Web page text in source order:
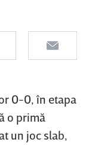
0-0, în etapa
o primă
un joc slab,